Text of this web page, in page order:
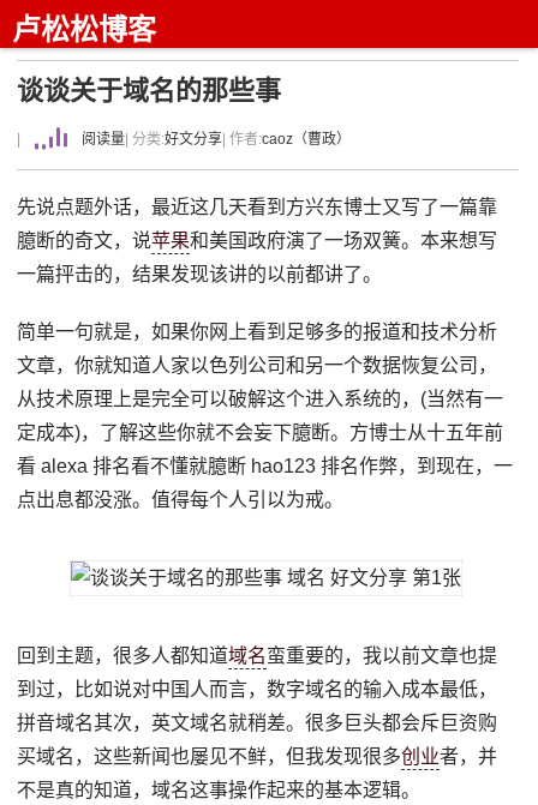
卢松松博客
谈谈关于域名的那些事
阅读量 | 分类:好文分享 | 作者:caoz（曹政）
先说点题外话，最近这几天看到方兴东博士又写了一篇靠
臆断的奇文，说苹果和美国政府演了一场双簧。本来想写
一篇抨击的，结果发现该讲的以前都讲了。
简单一句就是，如果你网上看到足够多的报道和技术分析
文章，你就知道人家以色列公司和另一个数据恢复公司，
从技术原理上是完全可以破解这个进入系统的，(当然有一
定成本)，了解这些你就不会妄下臆断。方博士从十五年前
看 alexa 排名看不懂就臆断 hao123 排名作弊，到现在，一
点出息都没涨。值得每个人引以为戒。
回到主题，很多人都知道域名蛮重要的，我以前文章也提
到过，比如说对中国人而言，数字域名的输入成本最低，
拼音域名其次，英文域名就稍差。很多巨头都会斥巨资购
买域名，这些新闻也屡见不鲜，但我发现很多创业者，并
不是真的知道，域名这事操作起来的基本逻辑。